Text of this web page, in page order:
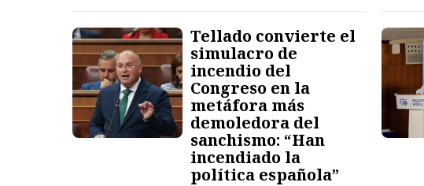
Tellado convierte el
simulacro de
incendio del
Congreso en la
metáfora más
demoledora del
sanchismo: “Han
incendiado la
política española”